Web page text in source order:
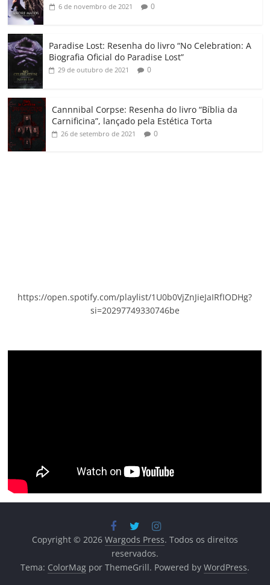
6 de novembro de 2021 0
Paradise Lost: Resenha do livro “No Celebration: A
Biografia Oficial do Paradise Lost”
29 de outubro de 2021 0
Cannnibal Corpse: Resenha do livro “Bíblia da
Carnificina”, lançado pela Estética Torta
26 de setembro de 2021 0
https://open.spotify.com/playlist/1U0b0VjZnJieJaIRfIODHg?
si=20297749330746be
Copyright © 2026 Wargods Press. Todos os direitos
reservados.
Tema: ColorMagpor ThemeGrill. Powered by WordPress.